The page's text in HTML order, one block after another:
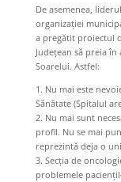
De asemenea,
organizației
a pregătit proiectul
Județean să preia
Soarelui. Astfel:
1. Nu mai este
Sănătate (Spitalul
2. Nu mai sunt
profil. Nu se mai
reprezintă deja o
3. Secția de
problemele